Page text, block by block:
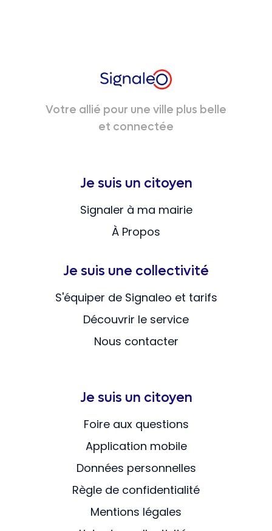
Votre allié pour une ville plus belle
et connectée
Je suis un citoyen
Signaler à ma mairie
À Propos
Je suis une collectivité
S'équiper de Signaleo et tarifs
Découvrir le service
Nous contacter
Je suis un citoyen
Foire aux questions
Application mobile
Données personnelles
Règle de confidentialité
Mentions légales